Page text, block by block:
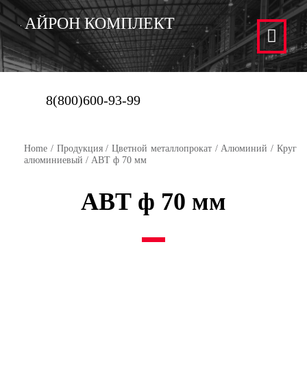
АЙРОН КОМПЛЕКТ
8(800)600-93-99
Home / Продукция/Цветной металлопрокат/Алюминий /Круг
алюминиевый / АВТ ф 70 мм
АВТ ф 70 мм